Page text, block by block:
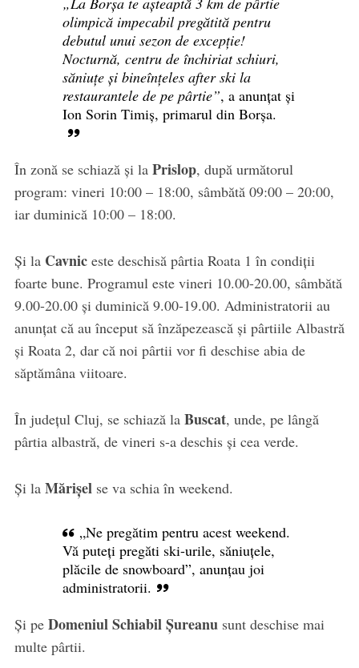
olimpică impecabil pregătită pentru
debutul unui sezon de excepție!
Nocturnă, centru de închiriat schiuri,
săniuțe și bineînțeles after ski la
restaurantele de pe pârtie”, a anunțat și
Ion Sorin Timiș, primarul din Borșa.
În zonă se schiază și la Prislop, după următorul
program: vineri 10:00 – 18:00, sâmbătă 09:00 – 20:00,
iar duminică 10:00 – 18:00.
Și la Cavniceste deschisă pârtia Roata 1 în condiții
foarte bune. Programul este vineri 10.00-20.00, sâmbătă
9.00-20.00 și duminică 9.00-19.00. Administratorii au
anunțat că au început să înzăpezească și pârtiile Albastră
și Roata 2, dar că noi pârtii vor fi deschise abia de
săptămâna viitoare.
În județul Cluj, se schiază la Buscat, unde, pe lângă
pârtia albastră, de vineri s-a deschis și cea verde.
Și la Mărișelse va schia în weekend.
„Ne pregătim pentru acest weekend.
Vă puteți pregăti ski-urile, săniuțele,
plăcile de snowboard”, anunțau joi
administratorii.
Și pe Domeniul Schiabil Șureanusunt deschise mai
multe pârtii.